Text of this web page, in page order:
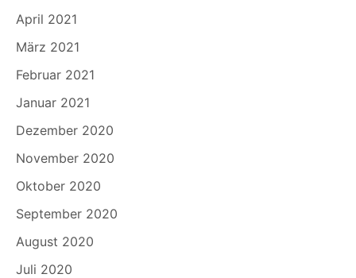
April 2021
März 2021
Februar 2021
Januar 2021
Dezember 2020
November 2020
Oktober 2020
September 2020
August 2020
Juli 2020